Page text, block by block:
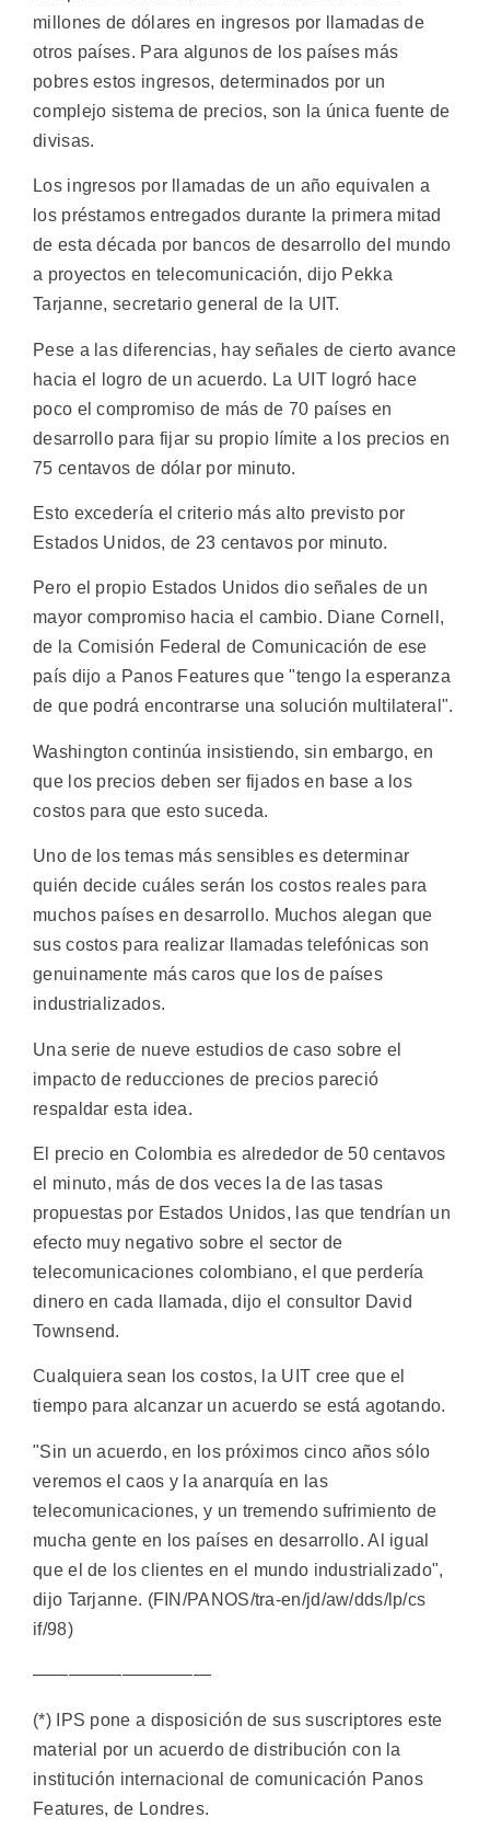
millones de dólares en ingresos por llamadas de
otros países. Para algunos de los países más
pobres estos ingresos, determinados por un
complejo sistema de precios, son la única fuente de
divisas.
Los ingresos por llamadas de un año equivalen a
los préstamos entregados durante la primera mitad
de esta década por bancos de desarrollo del mundo
a proyectos en telecomunicación, dijo Pekka
Tarjanne, secretario general de la UIT.
Pese a las diferencias, hay señales de cierto avance
hacia el logro de un acuerdo. La UIT logró hace
poco el compromiso de más de 70 países en
desarrollo para fijar su propio límite a los precios en
75 centavos de dólar por minuto.
Esto excedería el criterio más alto previsto por
Estados Unidos, de 23 centavos por minuto.
Pero el propio Estados Unidos dio señales de un
mayor compromiso hacia el cambio. Diane Cornell,
de la Comisión Federal de Comunicación de ese
país dijo a Panos Features que "tengo la esperanza
de que podrá encontrarse una solución multilateral".
Washington continúa insistiendo, sin embargo, en
que los precios deben ser fijados en base a los
costos para que esto suceda.
Uno de los temas más sensibles es determinar
quién decide cuáles serán los costos reales para
muchos países en desarrollo. Muchos alegan que
sus costos para realizar llamadas telefónicas son
genuinamente más caros que los de países
industrializados.
Una serie de nueve estudios de caso sobre el
impacto de reducciones de precios pareció
respaldar esta idea.
El precio en Colombia es alrededor de 50 centavos
el minuto, más de dos veces la de las tasas
propuestas por Estados Unidos, las que tendrían un
efecto muy negativo sobre el sector de
telecomunicaciones colombiano, el que perdería
dinero en cada llamada, dijo el consultor David
Townsend.
Cualquiera sean los costos, la UIT cree que el
tiempo para alcanzar un acuerdo se está agotando.
"Sin un acuerdo, en los próximos cinco años sólo
veremos el caos y la anarquía en las
telecomunicaciones, y un tremendo sufrimiento de
mucha gente en los países en desarrollo. Al igual
que el de los clientes en el mundo industrializado",
dijo Tarjanne. (FIN/PANOS/tra-en/jd/aw/dds/lp/cs
if/98)
——————————
(*) IPS pone a disposición de sus suscriptores este
material por un acuerdo de distribución con la
institución internacional de comunicación Panos
Features, de Londres.